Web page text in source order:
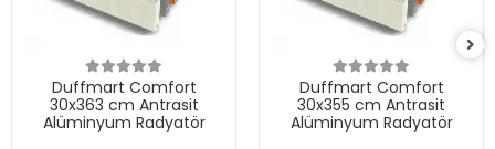
Duffmart Comfort
30x363 cm Antrasit
Alüminyum Radyatör
Duffmart Comfort
30x355 cm Antrasit
Alüminyum Radyatör